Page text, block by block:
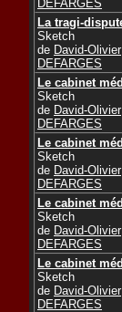
DEFARGES
La tragi-
Sketch
de David-Olivier
DEFARGES
Le cabinet
Sketch
de David-Olivier
DEFARGES
Le cabinet
Sketch
de David-Olivier
DEFARGES
Le cabinet
Sketch
de David-Olivier
DEFARGES
Le cabinet
Sketch
de David-Olivier
DEFARGES